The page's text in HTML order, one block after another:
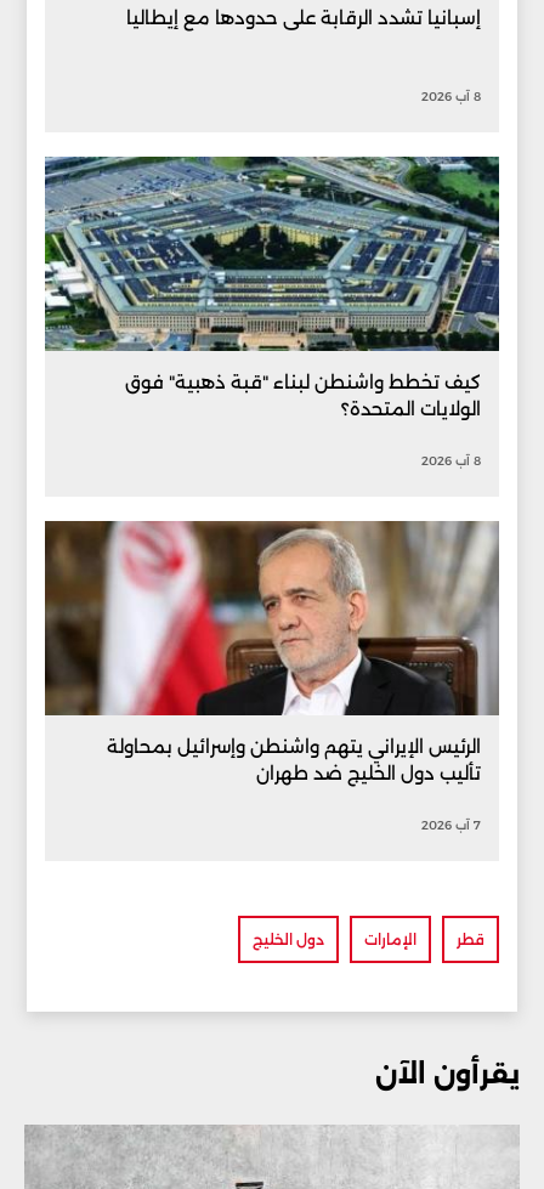
إسبانيا تشدد الرقابة على حدودها مع إيطاليا
8 آب 2026
كيف تخطط واشنطن لبناء "قبة ذهبية" فوق
الولايات المتحدة؟
8 آب 2026
الرئيس الإيراني يتهم واشنطن وإسرائيل بمحاولة
تأليب دول الخليج ضد طهران
7 آب 2026
قطر الإمارات دول الخليج
يقرأون الآن